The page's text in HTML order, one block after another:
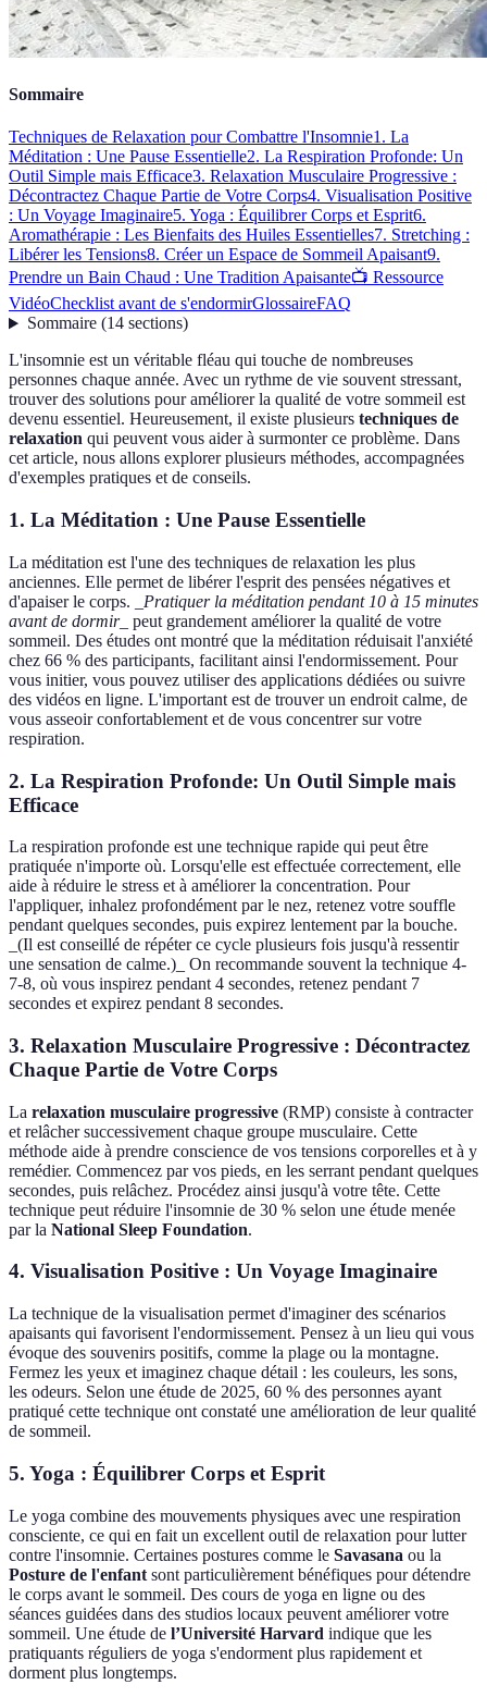
Sommaire
Techniques de Relaxation pour Combattre l'Insomnie1. La
Méditation : Une Pause Essentielle2. La Respiration Profonde: Un
Outil Simple mais Efficace3. Relaxation Musculaire Progressive :
Décontractez Chaque Partie de Votre Corps4. Visualisation Positive
: Un Voyage Imaginaire5. Yoga : Équilibrer Corps et Esprit6.
Aromathérapie : Les Bienfaits des Huiles Essentielles7. Stretching :
Libérer les Tensions8. Créer un Espace de Sommeil Apaisant9.
Prendre un Bain Chaud : Une Tradition Apaisante📺 Ressource
VidéoChecklist avant de s'endormirGlossaireFAQ
Sommaire(14 sections)
L'insomnie est un véritable fléau qui touche de nombreuses
personnes chaque année. Avec un rythme de vie souvent stressant,
trouver des solutions pour améliorer la qualité de votre sommeil est
devenu essentiel. Heureusement, il existe plusieurs techniques de
relaxation qui peuvent vous aider à surmonter ce problème. Dans
cet article, nous allons explorer plusieurs méthodes, accompagnées
d'exemples pratiques et de conseils.
1. La Méditation : Une Pause Essentielle
La méditation est l'une des techniques de relaxation les plus
anciennes. Elle permet de libérer l'esprit des pensées négatives et
d'apaiser le corps.
_Pratiquer la méditation pendant 10 à 15 minutes
avant de dormir_
peut grandement améliorer la qualité de votre
sommeil. Des études ont montré que la méditation réduisait l'anxiété
chez 66 % des participants, facilitant ainsi l'endormissement. Pour
vous initier, vous pouvez utiliser des applications dédiées ou suivre
des vidéos en ligne. L'important est de trouver un endroit calme, de
vous asseoir confortablement et de vous concentrer sur votre
respiration.
2. La Respiration Profonde: Un Outil Simple mais
Efficace
La respiration profonde est une technique rapide qui peut être
pratiquée n'importe où. Lorsqu'elle est effectuée correctement, elle
aide à réduire le stress et à améliorer la concentration. Pour
l'appliquer, inhalez profondément par le nez, retenez votre souffle
pendant quelques secondes, puis expirez lentement par la bouche.
_(Il est conseillé de répéter ce cycle plusieurs fois jusqu'à ressentir
une sensation de calme.)_ On recommande souvent la technique 4-
7-8, où vous inspirez pendant 4 secondes, retenez pendant 7
secondes et expirez pendant 8 secondes.
3. Relaxation Musculaire Progressive : Décontractez
Chaque Partie de Votre Corps
La relaxation musculaire progressive (RMP) consiste à contracter
et relâcher successivement chaque groupe musculaire. Cette
méthode aide à prendre conscience de vos tensions corporelles et à y
remédier. Commencez par vos pieds, en les serrant pendant quelques
secondes, puis relâchez. Procédez ainsi jusqu'à votre tête. Cette
technique peut réduire l'insomnie de 30 % selon une étude menée
par la National Sleep Foundation.
4. Visualisation Positive : Un Voyage Imaginaire
La technique de la visualisation permet d'imaginer des scénarios
apaisants qui favorisent l'endormissement. Pensez à un lieu qui vous
évoque des souvenirs positifs, comme la plage ou la montagne.
Fermez les yeux et imaginez chaque détail : les couleurs, les sons,
les odeurs. Selon une étude de 2025, 60 % des personnes ayant
pratiqué cette technique ont constaté une amélioration de leur qualité
de sommeil.
5. Yoga : Équilibrer Corps et Esprit
Le yoga combine des mouvements physiques avec une respiration
consciente, ce qui en fait un excellent outil de relaxation pour lutter
contre l'insomnie. Certaines postures comme le Savasana ou la
Posture de l'enfant sont particulièrement bénéfiques pour détendre
le corps avant le sommeil. Des cours de yoga en ligne ou des
séances guidées dans des studios locaux peuvent améliorer votre
sommeil. Une étude de l’Université Harvard indique que les
pratiquants réguliers de yoga s'endorment plus rapidement et
dorment plus longtemps.